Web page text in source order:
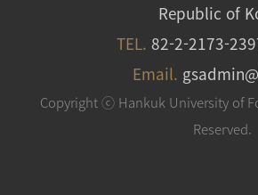
Republic of
TEL. 82-2-2173-
Email.
Copyright ⓒ Hankuk University of
Reserved.